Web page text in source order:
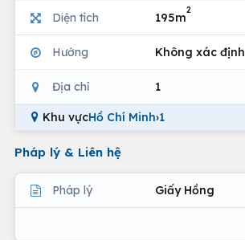
Diện tích 195m
2
Hướng Không xác định
Địa chỉ 1
Khu vựcHồ Chí Minh›1
Pháp lý & Liên hệ
Pháp lý Giấy Hồng